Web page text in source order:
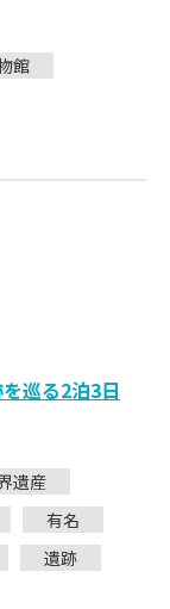
館
巡る2泊3日
遺産
有名
遺跡